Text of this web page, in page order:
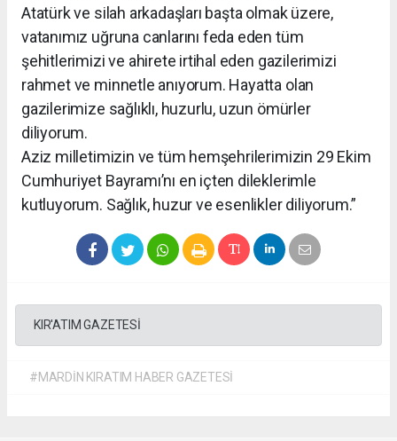
Atatürk ve silah arkadaşları başta olmak üzere,
vatanımız uğruna canlarını feda eden tüm
şehitlerimizi ve ahirete irtihal eden gazilerimizi
rahmet ve minnetle anıyorum. Hayatta olan
gazilerimize sağlıklı, huzurlu, uzun ömürler
diliyorum.
Aziz milletimizin ve tüm hemşehrilerimizin 29 Ekim
Cumhuriyet Bayramı’nı en içten dileklerimle
kutluyorum. Sağlık, huzur ve esenlikler diliyorum.”
KIR'ATIM GAZETESİ
#MARDİN KIRATIM HABER GAZETESİ